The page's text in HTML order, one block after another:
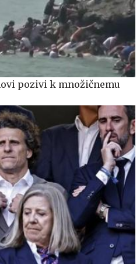
pozivi k množičnemu